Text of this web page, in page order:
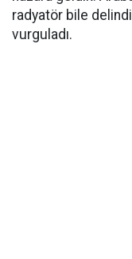
radyatör bile
vurguladı.